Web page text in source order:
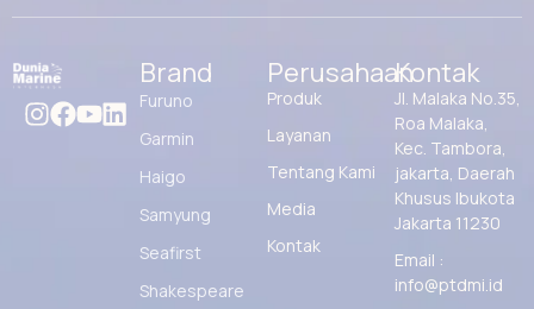
Brand
Furuno
Garmin
Haigo
Samyung
Seafirst
Shakespeare
Perusahaan
Produk
Layanan
Tentang Kami
Media
Kontak
Kontak
Jl. Malaka No.35,
Roa Malaka,
Kec. Tambora,
jakarta, Daerah
Khusus Ibukota
Jakarta 11230
Email :
info@ptdmi.id